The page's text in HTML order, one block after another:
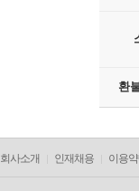
환
회사소개 인재채용 이용